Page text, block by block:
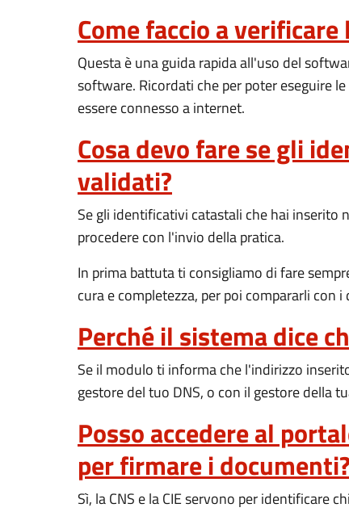
Come faccio a
Questa è una guida rapida all'uso del
software. Ricordati che per poter eseguire
essere connesso a internet.
Cosa devo fare se gli
validati?
Se gli identificativi catastali che hai
procedere con l'invio della pratica.
In prima battuta ti consigliamo di fare
cura e completezza, per poi compararli
Perché il sistema dice
Se il modulo ti informa che l'indirizzo
gestore del tuo DNS, o con il gestore della
Posso accedere al
per firmare i documenti?
Sì, la CNS e la CIE servono per identificare